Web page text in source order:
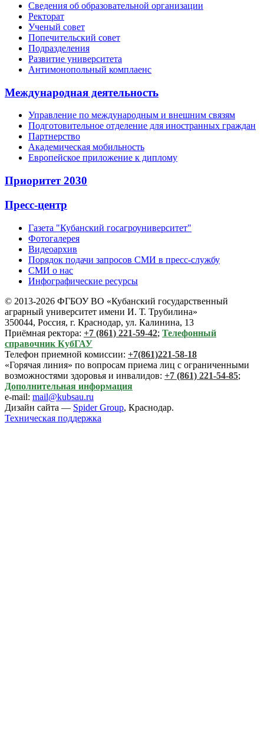
Сведения об образовательной организации
Ректорат
Ученый совет
Попечительский совет
Подразделения
Развитие университета
Антимонопольный комплаенс
Международная деятельность
Управление по международным и внешним связям
Подготовительное отделение для иностранных граждан
Партнерство
Академическая мобильность
Европейское приложение к диплому
Приоритет 2030
Пресс-центр
Газета "Кубанский госагроуниверситет"
Фотогалерея
Видеоархив
Порядок подачи запросов СМИ в пресс-службу
СМИ о нас
Инфографические ресурсы
© 2013-2026 ФГБОУ ВО «Кубанский государственный
аграрный университет имени И. Т. Трубилина»
350044, Россия, г. Краснодар, ул. Калинина, 13
Приёмная ректора: +7 (861) 221-59-42; Телефонный
справочник КубГАУ
Телефон приемной комиссии: +7(861)221-58-18
«Горячая линия» по вопросам приема лиц с ограниченными
возможностями здоровья и инвалидов: +7 (861) 221-54-85;
Дополнительная информация
e-mail: mail@kubsau.ru
Дизайн сайта — Spider Group, Краснодар.
Техническая поддержка